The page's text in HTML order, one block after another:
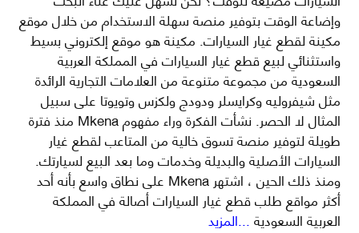
وإضاعة الوقت بتوفير منصة سهلة الاستخدام من خلال موقع
مكينة لقطع غيار السيارات. مكينة هو موقع إلكتروني بسيط
واستثنائي لبيع قطع غيار السيارات في المملكة العربية
السعودية من مجموعة متنوعة من العلامات التجارية الرائدة
مثل شيفروليه وكرايسلر ودودج ولكزس وتويوتا على سبيل
المثال لا الحصر. نشأت الفكرة وراء مفهوم Mkena منذ فترة
طويلة لتوفير منصة تسوق خالية من المتاعب لقطع غيار
السيارات الأصلية والبديلة وخدمات وما بعد البيع لسيارتك.
ومنذ ذلك الحين ، اشتهر Mkena على نطاق واسع بأنه أحد
أكثر مواقع طلب قطع غيار السيارات أصالة في المملكة
العربية السعودية...المزيد